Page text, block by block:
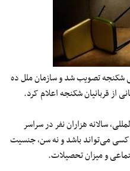
منع جهانی شکنجه تصویب شد و سازمان ملل ده
با وجود فعالیت صدها نهاد و سازمان بین‌المللی٬ سالانه هزاران نفر در سراسر
جهان قربانی شکنجه می‌شوند. قربانی هر کسی می‌تواند باشد و نه سن٬ جنسیت
و میزان تحصیلات.